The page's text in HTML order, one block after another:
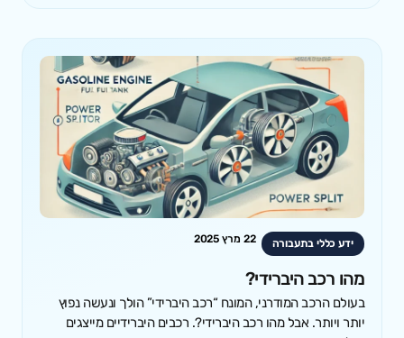
ידע כללי בתעבורה 22 מרץ 2025
מהו רכב היברידי?
בעולם הרכב המודרני, המונח “רכב היברידי” הולך ונעשה נפוץ
יותר ויותר. אבל מהו רכב היברידי?. רכבים היברידיים מייצגים